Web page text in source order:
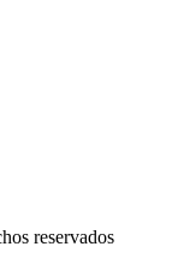
reservados